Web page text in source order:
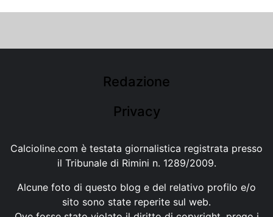
Redazione
Privacy
Calcioline.com è testata giornalistica registrata presso
il Tribunale di Rimini n. 1289/2009.
Alcune foto di questo blog e del relativo profilo e/o
sito sono state reperite sul web.